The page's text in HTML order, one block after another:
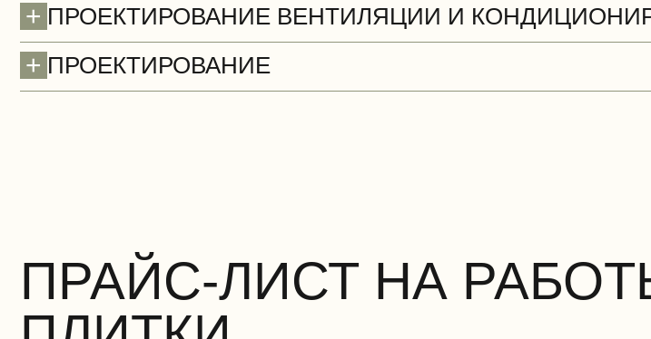
+ ПРОЕКТИРОВАНИЕ ВЕНТИЛЯЦИИ И
+ ПРОЕКТИРОВАНИЕ
ПРАЙС-ЛИСТ НА